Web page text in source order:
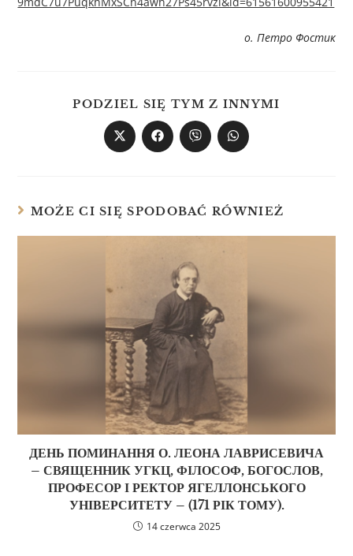
о. Петро Фостик
PODZIEL SIĘ TYM Z INNYMI
MOŻE CI SIĘ SPODOBAĆ RÓWNIEŻ
ДЕНЬ ПОМИНАННЯ О. ЛЕОНА ЛАВРИСЕВИЧА
– СВЯЩЕННИК УГКЦ, ФІЛОСОФ, БОГОСЛОВ,
ПРОФЕСОР І РЕКТОР ЯГЕЛЛОНСЬКОГО
УНІВЕРСИТЕТУ – (171 РІК ТОМУ).
14 czerwca 2025